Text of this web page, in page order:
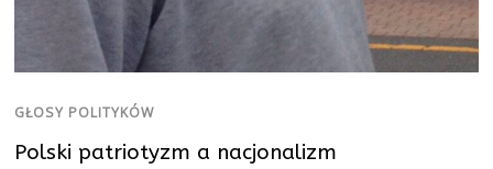
GŁOSY POLITYKÓW
Polski patriotyzm a nacjonalizm